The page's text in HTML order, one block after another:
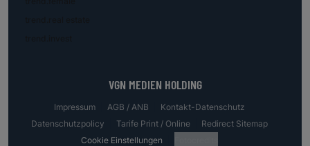
VGN MEDIEN HOLDING
Impressum AGB / ANB
Kontakt-Datenschutz
Datenschutzpolicy
Tarife Print / Online
Redirect Sitemap
Cookie Einstellungen